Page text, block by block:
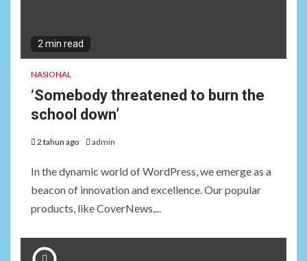
2 min read
NASIONAL
‘Somebody threatened to burn the
school down’
2 tahun ago admin
In the dynamic world of WordPress, we emerge as a
beacon of innovation and excellence. Our popular
products, like CoverNews,...